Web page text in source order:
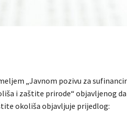
„Javnom pozivu za
i zaštite prirode“ objavljenog
okoliša objavljuje prijedlog: